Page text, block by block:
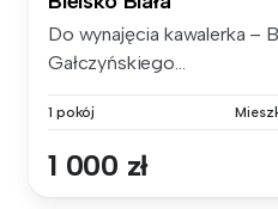
Do wynajęcia kawalerka –
Gałczyńskiego...
1 pokój
1 000 zł